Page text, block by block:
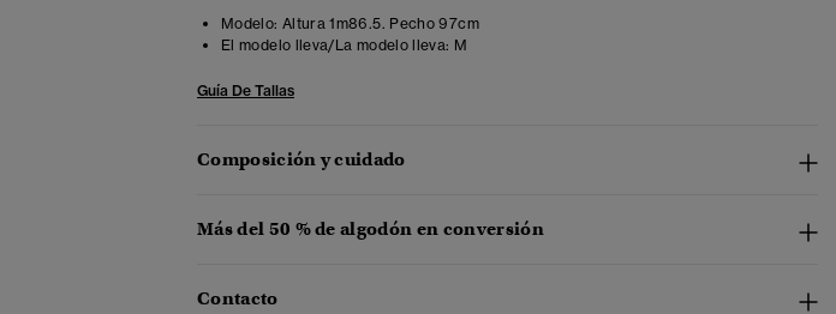
Modelo: Altura 1m86.5. Pecho 97cm
El modelo lleva/La modelo lleva: M
Guía De Tallas
Composición y cuidado
Más del 50 % de algodón en conversión
Contacto